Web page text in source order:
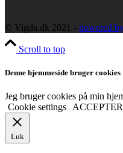
© Vigda.dk 2021 - powered
Scroll to top
Denne hjemmeside bruger cookies
Jeg bruger cookies på min
Cookie settings
ACCEPTER
Luk